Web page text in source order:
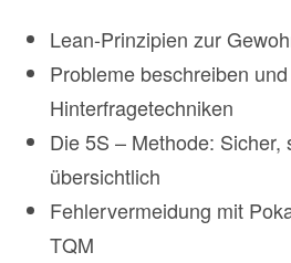
Lean-Prinzipien zur
Probleme beschreiben
Hinterfragetechniken
Die 5S – Methode: Sicher,
übersichtlich
Fehlervermeidung mit
TQM